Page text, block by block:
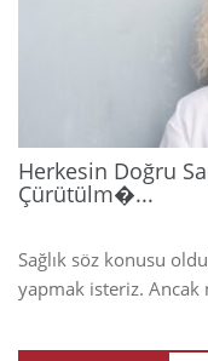
Herkesin Doğru
Çürütülm�...
Sağlık söz konusu
yapmak isteriz. Ancak